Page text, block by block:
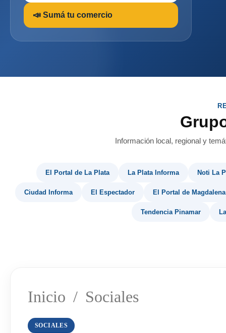
📣 Sumá tu comercio
Información local, regional y
El Portal de La Plata La Plata Informa Noti La
Ciudad Informa El Espectador El Portal de Magdalena
Tendencia Pinamar
Inicio / Sociales
SOCIALES